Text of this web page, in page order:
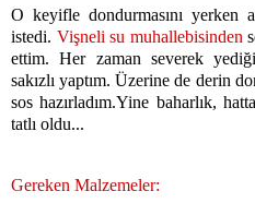
O keyifle dondurmasını yerken
istedi. Vişneli su muhallebisinden
ettim. Her zaman severek
sakızlı yaptım. Üzerine de derin
sos hazırladım.Yine baharlık,
tatlı oldu...
Gereken Malzemeler: